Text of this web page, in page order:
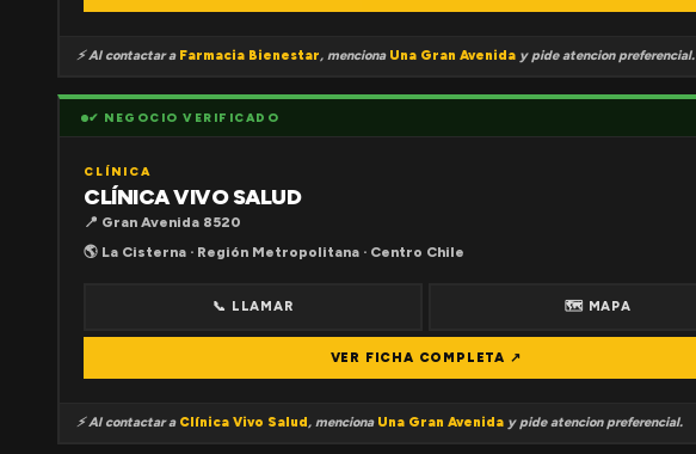
⚡ Al contactar a Farmacia Bienestar, menciona Una Gran Avenida y pide atencion preferencial.
✔ NEGOCIO VERIFICADO
CLÍNICA
CLÍNICA VIVO SALUD
📍 Gran Avenida 8520
🌎 La Cisterna · Región Metropolitana · Centro Chile
📞 LLAMAR 🗺 MAPA
VER FICHA COMPLETA ↗
⚡ Al contactar a Clínica Vivo Salud, menciona Una Gran Avenida y pide atencion preferencial.